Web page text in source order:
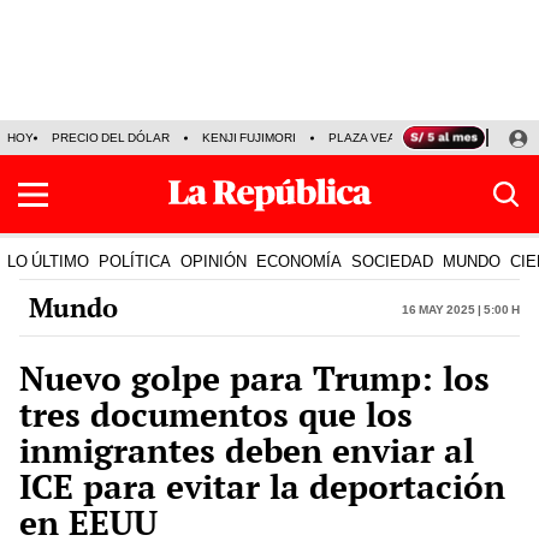
HOY PRECIO DEL DÓLAR KENJI FUJIMORI PLAZA VEA FERIADOS
LO ÚLTIMO POLÍTICA OPINIÓN ECONOMÍA SOCIEDAD MUNDO
Mundo 16 May 2025 | 5:00 h
Nuevo golpe para Trump: los
tres documentos que los
inmigrantes deben enviar al
ICE para evitar la deportación
en EEUU